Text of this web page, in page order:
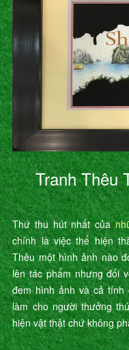
Tranh Thêu
Thứ thu hút nhất của
chính là việc thể hiện
Thêu một hình ảnh nào
lên tác phẩm nhưng đối
đem hình ảnh và cả
làm cho người thưởng
hiện vật thật chứ không